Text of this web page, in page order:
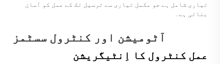
تیاری شامل ہے جو مکمل تیاری سے ترسیل تک کے عمل کو آسان
بناتی ہے۔
آٹومیشن اور کنٹرول سسٹمز
عمل کنٹرول کا اِنٹیگریشن